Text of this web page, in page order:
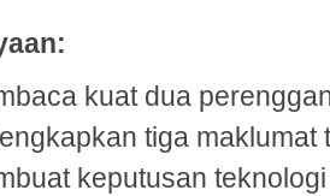
kuat dua
tiga
keputusan